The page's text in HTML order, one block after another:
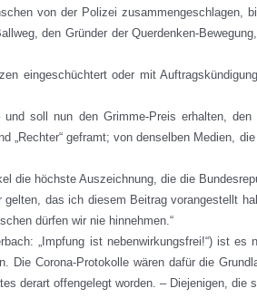
von der Polizei zusammengeschlagen,
den Gründer der Querdenken-
eingeschüchtert oder mit
soll nun den Grimme-Preis erhalten,
„Rechter“ geframt; von denselben Medien,
die höchste Auszeichnung, die die
das ich diesem Beitrag vorangestellt
dürfen wir nie hinnehmen.“
„Impfung ist nebenwirkungsfrei!“) ist
Corona-Protokolle wären dafür die
derart offengelegt worden. – Diejenigen, die